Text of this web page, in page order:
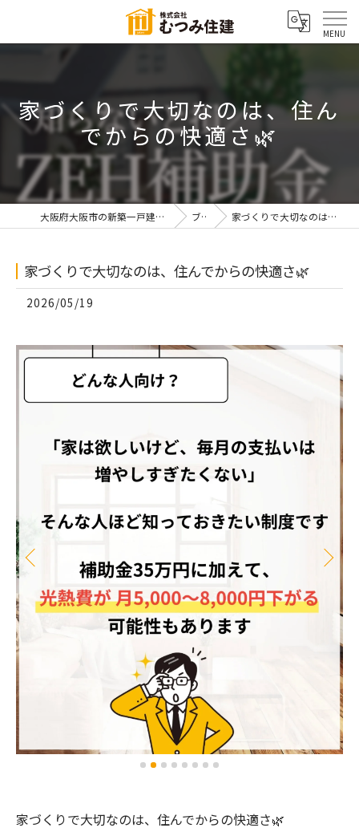
家づくりで大切なのは、住ん
でからの快適さ🌿
大阪府大阪市の新築一戸建てなら株式会社むつみ住建 ブログ 家づくりで大切なのは、住んでからの快適さ🌿
家づくりで大切なのは、住んでからの快適さ🌿
2026/05/19
家づくりで大切なのは、住んでからの快適さ🌿